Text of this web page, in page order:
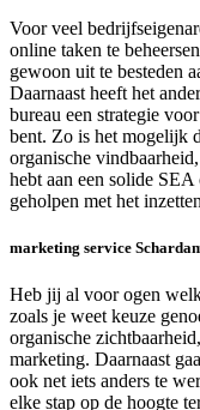
Voor veel
online taken te
gewoon uit te besteden
Daarnaast heeft het
bureau een strategie
bent. Zo is het mogelijk
organische
hebt aan een solide
geholpen met het
marketing service
Heb jij al voor ogen
zoals je weet keuze
organische
marketing. Daarnaast
ook net iets anders te
elke stap op de hoogte